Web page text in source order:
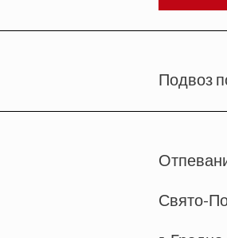
Подвоз
Свято-